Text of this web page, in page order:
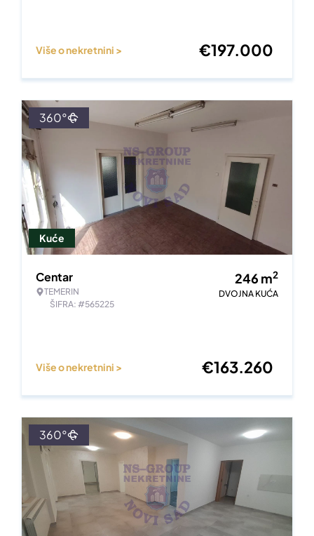
Više o nekretnini > €197.000
Kuće
360°
Centar
TEMERIN
ŠIFRA: #565225
246 m2
DVOJNA KUĆA
Više o nekretnini > €163.260
360°